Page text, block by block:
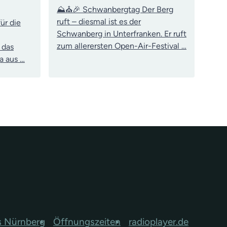
die
aus …
⛰️⛪🎉 Schwanbergtag Der Berg
ruft – diesmal ist es der
Schwanberg in Unterfranken. Er ruft
zum allerersten Open-Air-Festival …
Nürnberg Öffnungszeiten radioplayer.de